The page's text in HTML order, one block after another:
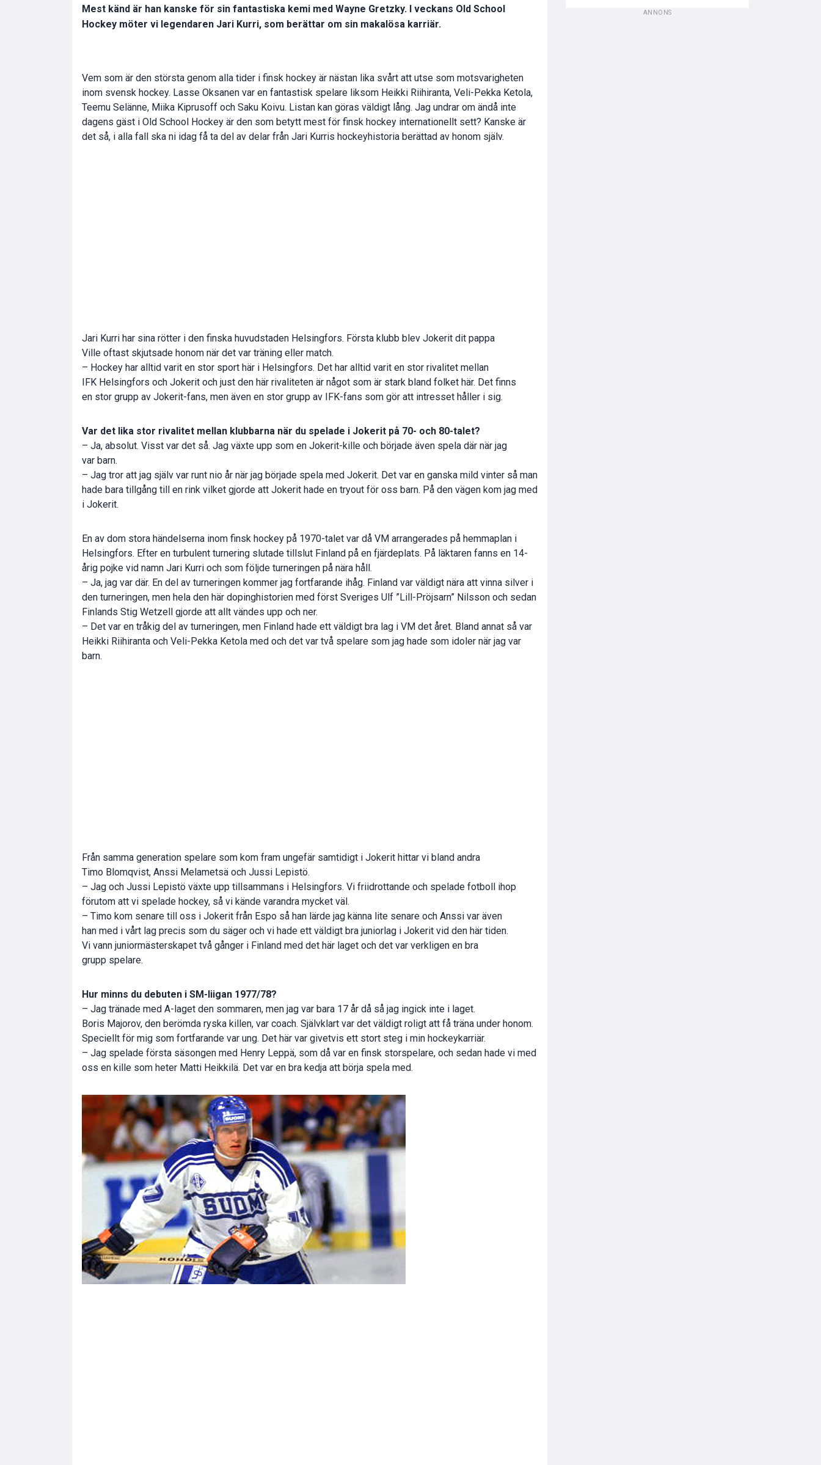
Mest känd är han kanske för sin fantastiska kemi med Wayne Gretzky. I veckans Old School
Hockey möter vi legendaren Jari Kurri, som berättar om sin makalösa karriär.
Vem som är den största genom alla tider i finsk hockey är nästan lika svårt att utse som motsvarigheten
inom svensk hockey. Lasse Oksanen var en fantastisk spelare liksom Heikki Riihiranta, Veli-Pekka Ketola,
Teemu Selänne, Miika Kiprusoff och Saku Koivu. Listan kan göras väldigt lång. Jag undrar om ändå inte
dagens gäst i Old School Hockey är den som betytt mest för finsk hockey internationellt sett? Kanske är
det så, i alla fall ska ni idag få ta del av delar från Jari Kurris hockeyhistoria berättad av honom själv.
Jari Kurri har sina rötter i den finska huvudstaden Helsingfors. Första klubb blev Jokerit dit pappa
Ville oftast skjutsade honom när det var träning eller match.
– Hockey har alltid varit en stor sport här i Helsingfors. Det har alltid varit en stor rivalitet mellan
IFK Helsingfors och Jokerit och just den här rivaliteten är något som är stark bland folket här. Det finns
en stor grupp av Jokerit-fans, men även en stor grupp av IFK-fans som gör att intresset håller i sig.
Var det lika stor rivalitet mellan klubbarna när du spelade i Jokerit på 70- och 80-talet?
– Ja, absolut. Visst var det så. Jag växte upp som en Jokerit-kille och började även spela där när jag
var barn.
– Jag tror att jag själv var runt nio år när jag började spela med Jokerit. Det var en ganska mild vinter så man
hade bara tillgång till en rink vilket gjorde att Jokerit hade en tryout för oss barn. På den vägen kom jag med
i Jokerit.
En av dom stora händelserna inom finsk hockey på 1970-talet var då VM arrangerades på hemmaplan i
Helsingfors. Efter en turbulent turnering slutade tillslut Finland på en fjärdeplats. På läktaren fanns en 14-
årig pojke vid namn Jari Kurri och som följde turneringen på nära håll.
– Ja, jag var där. En del av turneringen kommer jag fortfarande ihåg. Finland var väldigt nära att vinna silver i
den turneringen, men hela den här dopinghistorien med först Sveriges Ulf ”Lill-Pröjsarn” Nilsson och sedan
Finlands Stig Wetzell gjorde att allt vändes upp och ner.
– Det var en tråkig del av turneringen, men Finland hade ett väldigt bra lag i VM det året. Bland annat så var
Heikki Riihiranta och Veli-Pekka Ketola med och det var två spelare som jag hade som idoler när jag var
barn.
Från samma generation spelare som kom fram ungefär samtidigt i Jokerit hittar vi bland andra
Timo Blomqvist, Anssi Melametsä och Jussi Lepistö.
– Jag och Jussi Lepistö växte upp tillsammans i Helsingfors. Vi friidrottande och spelade fotboll ihop
förutom att vi spelade hockey, så vi kände varandra mycket väl.
– Timo kom senare till oss i Jokerit från Espo så han lärde jag känna lite senare och Anssi var även
han med i vårt lag precis som du säger och vi hade ett väldigt bra juniorlag i Jokerit vid den här tiden.
Vi vann juniormästerskapet två gånger i Finland med det här laget och det var verkligen en bra
grupp spelare.
Hur minns du debuten i SM-liigan 1977/78?
– Jag tränade med A-laget den sommaren, men jag var bara 17 år då så jag ingick inte i laget.
Boris Majorov, den berömda ryska killen, var coach. Självklart var det väldigt roligt att få träna under honom.
Speciellt för mig som fortfarande var ung. Det här var givetvis ett stort steg i min hockeykarriär.
– Jag spelade första säsongen med Henry Leppä, som då var en finsk storspelare, och sedan hade vi med
oss en kille som heter Matti Heikkilä. Det var en bra kedja att börja spela med.
ANNONS